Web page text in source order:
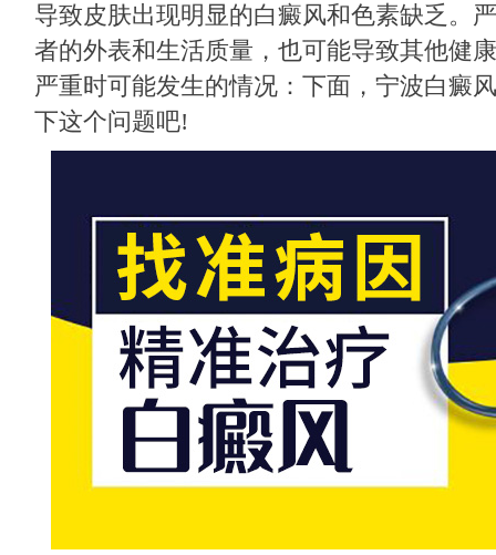
导致皮肤出现明显的白癜风和色素缺乏。
者的外表和生活质量，也可能导致其他健
严重时可能发生的情况：下面，宁波白癜
下这个问题吧!